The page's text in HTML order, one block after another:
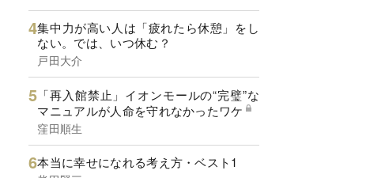
集中力が高い人は「疲れたら休憩」をし
ない。では、いつ休む？
戸田大介
「再入館禁止」イオンモールの“完璧”な
マニュアルが人命を守れなかったワケ
窪田順生
本当に幸せになれる考え方・ベスト1